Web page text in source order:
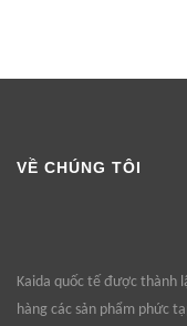
VỀ CHÚNG TÔI
Kaida quốc tế được thành
hàng các sản phẩm phức